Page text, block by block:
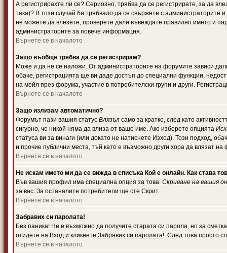
А регистрирахте ли се? Сериозно, трябва да се регистрирате, за да
така)? В този случай би трябвало да се свържете с администраторите
не можете да влезете, проверете дали въвеждате правилно името и
администраторите за повече информация.
Върнете се в началото
Защо въобще трябва да се регистрирам?
Може и да не се наложи. От администраторите на форумите зависи
обаче, регистрацията ще ви даде достъп до специални функции,
на мейл през форума, участие в потребителски групи и други.
Върнете се в началото
Защо излизам автоматично?
Форумът пази вашия статус Влязъл само за кратко, след като
сигурно, че никой няма да влиза от ваше име. Ако изберете опцията
статуса ви за винаги (или докато не натиснете Изход). Този подход,
и прочие публични места, тъй като е възможно други хора да влязат
Върнете се в началото
Не искам името ми да се вижда в списъка Кой е онлайн. Как става
Във вашия профил има специална опция за това: Скриване на вашия
за вас. За останалите потребители ще сте Скрит.
Върнете се в началото
Забравих си паролата!
Без паника! Не е възможно да получите старата си парола, но за
отидете на Вход и кликнете Забравих си паролата!. След това просто
Върнете се в началото